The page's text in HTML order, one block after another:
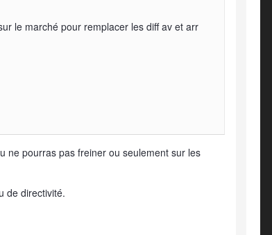
le marché pour remplacer les diff av et arr
ne pourras pas freiner ou seulement sur les
de directivité.